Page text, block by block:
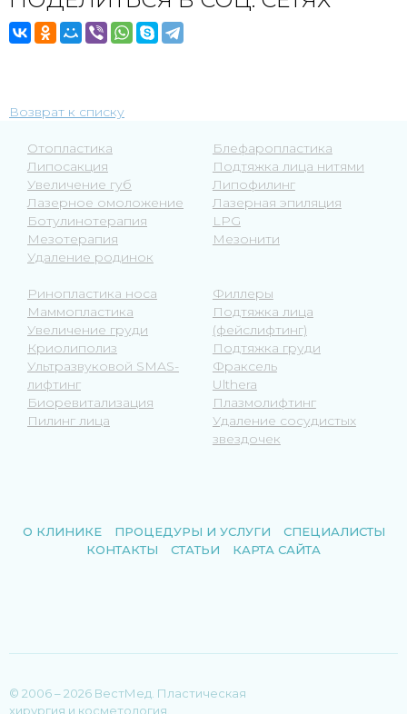
Возврат к списку
Отопластика
Липосакция
Увеличение губ
Лазерное омоложение
Ботулинотерапия
Мезотерапия
Удаление родинок
Блефаропластика
Подтяжка лица нитями
Липофилинг
Лазерная эпиляция
LPG
Мезонити
Ринопластика носа
Маммопластика
Увеличение груди
Криолиполиз
Ультразвуковой SMAS-
лифтинг
Биоревитализация
Пилинг лица
Филлеры
Подтяжка лица
(фейслифтинг)
Подтяжка груди
Фраксель
Ulthera
Плазмолифтинг
Удаление сосудистых
звездочек
О КЛИНИКЕ ПРОЦЕДУРЫ И УСЛУГИ
СПЕЦИАЛИСТЫ
КОНТАКТЫ
СТАТЬИ КАРТА САЙТА
© 2006 – 2026 ВестМед. Пластическая
хирургия и косметология.